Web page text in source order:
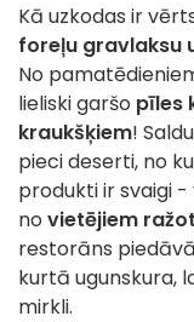
Kā uzkodas ir
foreļu gravlaksu
No
lieliski garšo pīles
kraukšķiem!
pieci deserti, no
produkti ir svaigi -
no vietējiem
restorāns
kurtā ugunskura,
mirkli.